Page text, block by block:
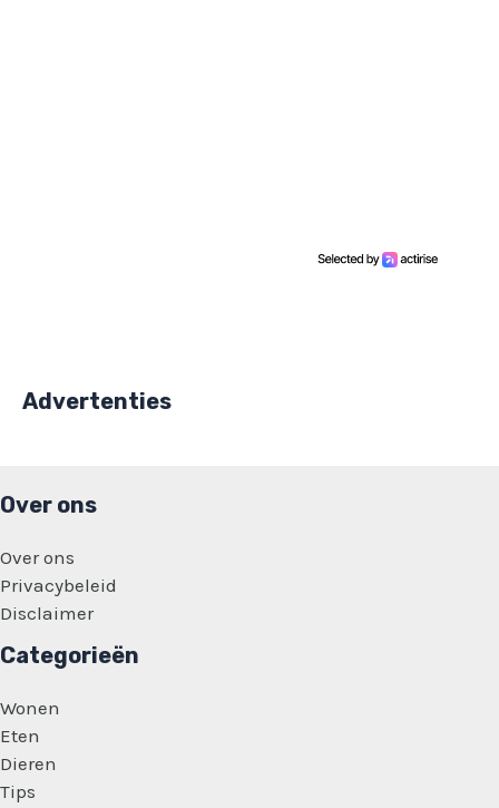
Advertenties
Over ons
Over ons
Privacybeleid
Disclaimer
Categorieën
Wonen
Eten
Dieren
Tips